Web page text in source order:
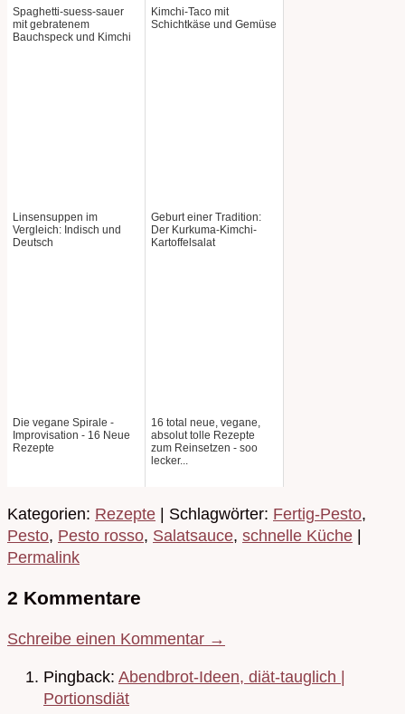
Spaghetti-suess-sauer
mit gebratenem
Bauchspeck und Kimchi
Kimchi-Taco mit
Schichtkäse und Gemüse
Linsensuppen im
Vergleich: Indisch und
Deutsch
Geburt einer Tradition:
Der Kurkuma-Kimchi-
Kartoffelsalat
Die vegane Spirale -
Improvisation - 16 Neue
Rezepte
16 total neue, vegane,
absolut tolle Rezepte
zum Reinsetzen - soo
lecker...
Kategorien: Rezepte | Schlagwörter: Fertig-Pesto,
Pesto, Pesto rosso, Salatsauce, schnelle Küche
Permalink
2 Kommentare
Schreibe einen Kommentar →
Pingback: Abendbrot-Ideen, diät-tauglich |
Portionsdiät